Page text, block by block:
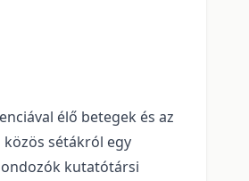
élő betegek és az
sétákról egy
kutatótársi